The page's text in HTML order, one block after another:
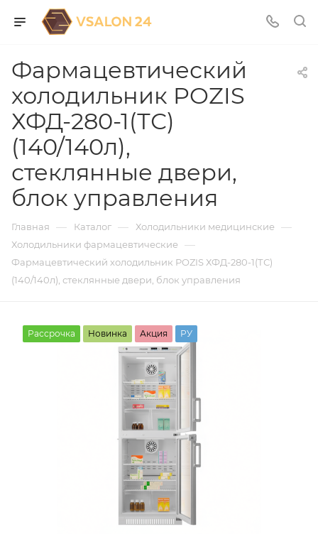
Фармацевтический
холодильник POZIS
ХФД-280-1(ТС)
(140/140л),
стеклянные двери,
блок управления
Главная — Каталог — Холодильники медицинские —
Холодильники фармацевтические —
Фармацевтический холодильник POZIS ХФД-280-1(ТС)
(140/140л), стеклянные двери, блок управления
Рассрочка Новинка Акция РУ